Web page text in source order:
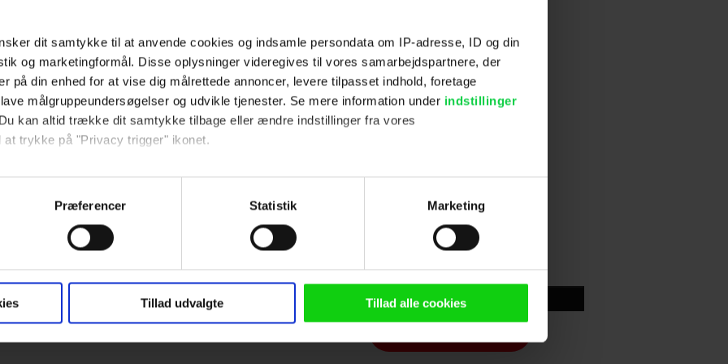
dit samtykke til at anvende cookies og indsamle persondata om IP-adresse, ID og din
og marketingformål. Disse oplysninger videregives til vores samarbejdspartnere, der
på din enhed for at vise dig målrettede annoncer, levere tilpasset indhold, foretage
målgruppeundersøgelser og udvikle tjenester. Se mere information under indstillinger
kan altid trække dit samtykke tilbage eller ændre indstillinger fra vores
at trykke på "Privacy trigger" ikonet.
gerne:
om din placering, der kan være nøjagtig inden for få meter
cookies og indsamle persondata om IP-adresse, ID og din browser til statistik og
videregives til vores samarbejdspartnere, der opbevarer og tilgår oplysninger på din
annoncer, levere tilpasset indhold, foretage annonce- og indholdsmåling, lave
Se mere information under indstillinger og i vores persondatapolitik.
Præferencer Statistik Marketing
Tillad udvalgte Tillad alle cookies
Giv filmen din vurdering:
en anmeldelse af QT8: The First Eight
Jackson, Christoph
og mange flere.